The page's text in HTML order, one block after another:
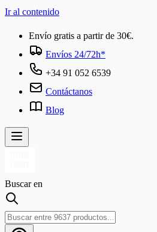
Ir al contenido
Envío gratis a partir de 30€.
Envíos 24/72h*
+34 91 052 6539
Contáctanos
Blog
Buscar en